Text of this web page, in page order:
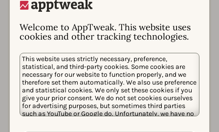
Welcome to AppTweak. This website uses
cookies and other tracking technologies.
This website uses strictly necessary, preference,
statistical, and third-party cookies. Some cookies are
necessary for our website to function properly, and we
therefore set them automatically. We also use preference
and statistical cookies. We only set these cookies if you
give your prior consent. We do not set cookies ourselves
for advertising purposes, but sometimes third parties
such as YouTube or Google do. Unfortunately, we have no
Comment identifier les points
faibles de vos concurrents que
vous pouvez exploiter à
l'avantage de votre propre app
Sachez quels mots-clés génèrent le plus de
téléchargements pour vos concurrents afin
de comprendre ce qui fonctionne pour eux et
ce qui ne fonctionne pas.